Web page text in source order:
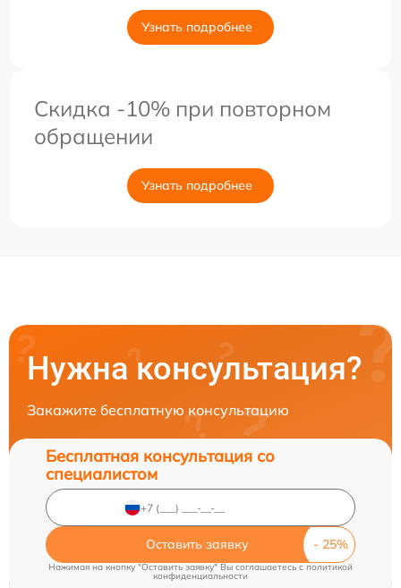
Узнать подробнее
Скидка -10% при повторном
обращении
Узнать подробнее
Нужна консультация?
Закажите бесплатную консультацию
Бесплатная консультация со
специалистом
Оставить заявку
Нажимая на кнопку "Оставить заявку" Вы соглашаетесь cполитикой
конфиденциальности